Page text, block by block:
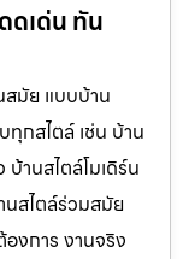
ดเด่น ทัน
สมัย แบบบ้าน
ทุกสไตล์ เช่น บ้าน
านสไตล์โมเดิร์น
สไตล์ร่วมสมัย
งการ งานจริง